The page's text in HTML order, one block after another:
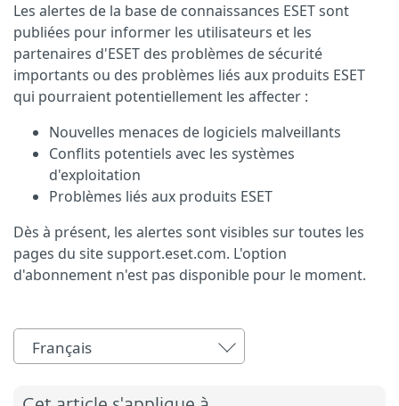
Les alertes de la base de connaissances ESET sont
publiées pour informer les utilisateurs et les
partenaires d'ESET des problèmes de sécurité
importants ou des problèmes liés aux produits ESET
qui pourraient potentiellement les affecter :
Nouvelles menaces de logiciels malveillants
Conflits potentiels avec les systèmes
d'exploitation
Problèmes liés aux produits ESET
Dès à présent, les alertes sont visibles sur toutes les
pages du site support.eset.com. L'option
d'abonnement n'est pas disponible pour le moment.
Français